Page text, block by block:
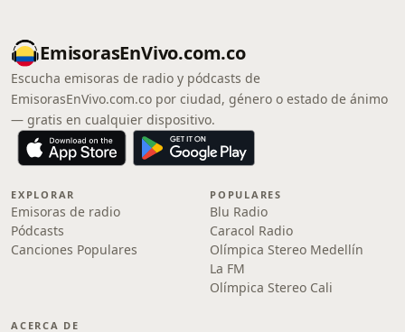
EmisorasEnVivo.com.co
Escucha emisoras de radio y pódcasts de
EmisorasEnVivo.com.co por ciudad, género o estado de ánimo
— gratis en cualquier dispositivo.
EXPLORAR
Emisoras de radio
Pódcasts
Canciones Populares
POPULARES
Blu Radio
Caracol Radio
Olímpica Stereo Medellín
La FM
Olímpica Stereo Cali
ACERCA DE